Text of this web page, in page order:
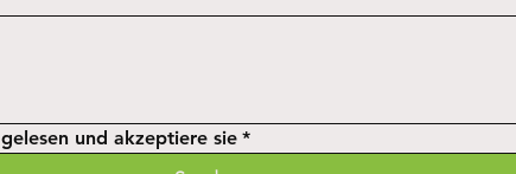
gelesen und akzeptiere sie *